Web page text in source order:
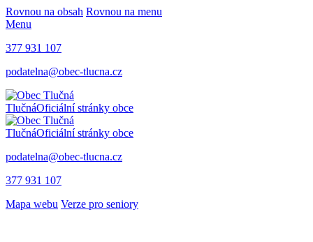
Rovnou na obsah Rovnou na menu
Menu
377 931 107
podatelna@obec-tlucna.cz
TlučnáOficiální stránky obce
TlučnáOficiální stránky obce
podatelna@obec-tlucna.cz
377 931 107
Mapa webu Verze pro seniory